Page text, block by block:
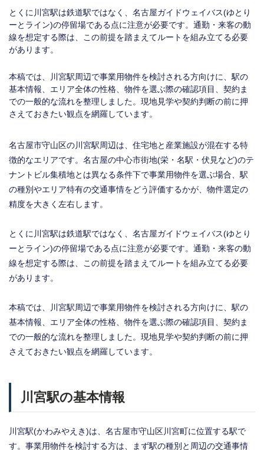
とくに川宮駅は鉄道駅ではなく、名古屋ガイドウェイバス(ゆとり
ーとライン)の停留場である点に注意が必要です。通勤・来客の動
線を想定する際は、この前提を踏まえてルートを組み立てる必要
があります。
本稿では、川宮駅周辺で事業用物件を検討される方向けに、駅の
基本情報、エリア全体の性格、物件を選ぶ際の確認項目、契約ま
での一般的な流れを整理しました。現地見学や契約判断の前に押
さえておきたい観点を網羅しています。
名古屋市守山区の川宮駅周辺は、住宅地と産業施設が混在する特
徴的なエリアです。名古屋の中心市街地(栄・名駅・伏見など)のテ
ナントビル集積地とは異なる条件下で事業用物件を選ぶ場合、駅
の種別やエリア特有の交通事情をどう評価するかが、物件選定の
精度を大きく左右します。
とくに川宮駅は鉄道駅ではなく、名古屋ガイドウェイバス(ゆとり
ーとライン)の停留場である点に注意が必要です。通勤・来客の動
線を想定する際は、この前提を踏まえてルートを組み立てる必要
があります。
本稿では、川宮駅周辺で事業用物件を検討される方向けに、駅の
基本情報、エリア全体の性格、物件を選ぶ際の確認項目、契約ま
での一般的な流れを整理しました。現地見学や契約判断の前に押
さえておきたい観点を網羅しています。
川宮駅の基本情報
川宮駅(かわみやえき)は、名古屋市守山区川宮町に位置する駅で
す。事業用物件を検討する方は、まず駅の種別と周辺の交通事情